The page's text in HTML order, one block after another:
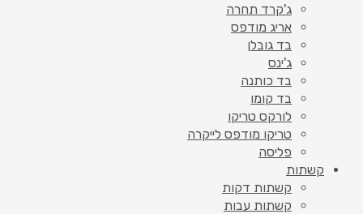
ג'קרד תחרה
אריג מודפס
בד גובלן
ג'ינס
בד כותנה
בד קומו
לורקס טריקו
טריקו מודפס לייקרה
פליסה
קשתות
קשתות דקות
קשתות עבות